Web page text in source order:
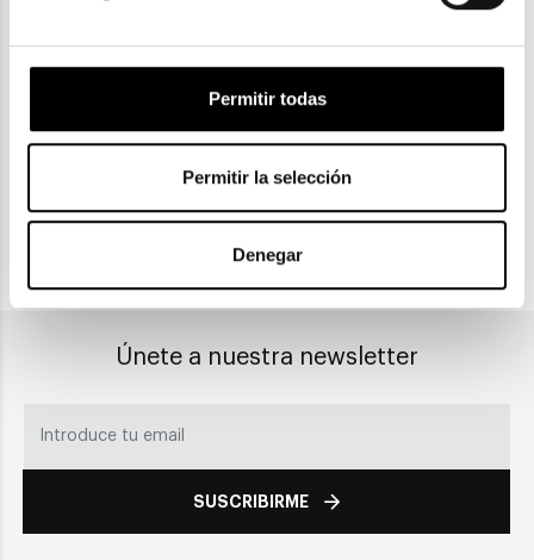
Permitir todas
Permitir la selección
Denegar
Gratuitas a partir de 30€
Recogida en tienda
Únete a nuestra newsletter
SUSCRIBIRME